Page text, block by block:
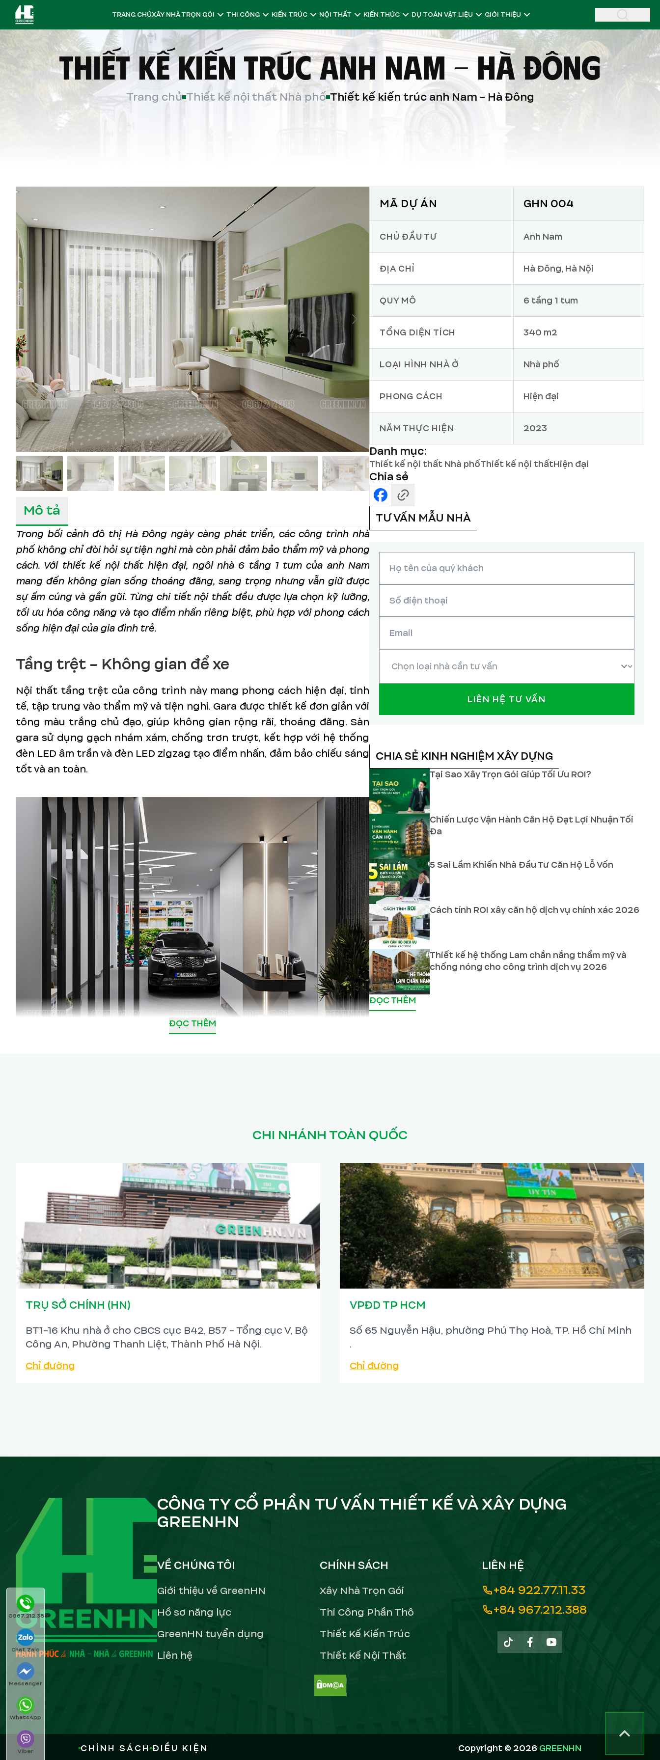
TRANG CHỦXÂY NHÀ TRỌN GÓI THI CÔNG KIẾN TRÚC NỘI THẤT KIẾN THỨC DỰ TOÁN VẬT LIỆU GIỚI THIỆU
THIẾT KẾ KIẾN TRÚC ANH NAM - HÀ ĐÔNG
Trang chủ Thiết kế nội thất Nhà phố Thiết kế kiến trúc anh Nam - Hà Đông
Mô tả
Trong bối cảnh đô thị Hà Đông ngày càng phát triển, các công trình nhà
phố không chỉ đòi hỏi sự tiện nghi mà còn phải đảm bảo thẩm mỹ và phong
cách. Với thiết kế nội thất hiện đại, ngôi nhà 6 tầng 1 tum của anh Nam
mang đến không gian sống thoáng đãng, sang trọng nhưng vẫn giữ được
sự ấm cúng và gần gũi. Từng chi tiết nội thất đều được lựa chọn kỹ lưỡng,
tối ưu hóa công năng và tạo điểm nhấn riêng biệt, phù hợp với phong cách
sống hiện đại của gia đình trẻ.
Tầng trệt - Không gian để xe
Nội thất tầng trệt của công trình này mang phong cách hiện đại, tinh
tế, tập trung vào thẩm mỹ và tiện nghi. Gara được thiết kế đơn giản với
tông màu trắng chủ đạo, giúp không gian rộng rãi, thoáng đãng. Sàn
gara sử dụng gạch nhám xám, chống trơn trượt, kết hợp với hệ thống
đèn LED âm trần và đèn LED zigzag tạo điểm nhấn, đảm bảo chiếu sáng
tốt và an toàn.
Lối vào khu vực thang máy và thang bộ được thiết kế với cửa kính và
Khu vực thang máy được ốp gỗ nâu sáng, kết hợp với cửa thang máy
ĐỌC THÊM
MÃ DỰ ÁN GHN 004
CHỦ ĐẦU TƯ Anh Nam
ĐỊA CHỈ Hà Đông, Hà Nội
QUY MÔ 6 tầng 1 tum
TỔNG DIỆN TÍCH 340 m2
LOẠI HÌNH NHÀ Ở Nhà phố
PHONG CÁCH Hiện đại
NĂM THỰC HIỆN 2023
Danh mục:
Thiết kế nội thất Nhà phốThiết kế nội thấtHiện đại
Chia sẻ
TƯ VẤN MẪU NHÀ
LIÊN HỆ TƯ VẤN
CHIA SẺ KINH NGHIỆM XÂY DỰNG
Tại Sao Xây Trọn Gói Giúp Tối Ưu ROI?
Chiến Lược Vận Hành Căn Hộ Đạt Lợi Nhuận Tối
Đa
5 Sai Lầm Khiến Nhà Đầu Tư Căn Hộ Lỗ Vốn
Cách tính ROI xây căn hộ dịch vụ chính xác 2026
Thiết kế hệ thống Lam chắn nắng thẩm mỹ và
chống nóng cho công trình dịch vụ 2026
ĐỌC THÊM
CHI NHÁNH TOÀN QUỐC
TRỤ SỞ CHÍNH (HN)
BT1-16 Khu nhà ở cho CBCS cục B42, B57 - Tổng cục V, Bộ
Công An, Phường Thanh Liệt, Thành Phố Hà Nội.
Chỉ đường
VPĐD TP HCM
Số 65 Nguyễn Hậu, phường Phú Thọ Hoà, TP. Hồ Chí Minh
.
Chỉ đường
CÔNG TY CỔ PHẦN TƯ VẤN THIẾT KẾ VÀ XÂY DỰNG
GREENHN
VỀ CHÚNG TÔI
Giới thiệu về GreenHN
Hồ sơ năng lực
GreenHN tuyển dụng
Liên hệ
CHÍNH SÁCH
Xây Nhà Trọn Gói
Thi Công Phần Thô
Thiết Kế Kiến Trúc
Thiết Kế Nội Thất
LIÊN HỆ
+84 922.77.11.33
+84 967.212.388
CHÍNH SÁCH ĐIỀU KIỆN Copyright © 2026 GREENHN
0967.212.388
Chat Zalo
Messenger
WhatsApp
Viber